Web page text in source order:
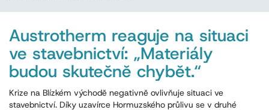
Austrotherm reaguje na situaci
ve stavebnictví: „Materiály
budou skutečně chybět.“
Krize na Blízkém východě negativně ovlivňuje situaci ve
stavebnictví. Díky uzavírce Hormuzského průlivu se v druhé